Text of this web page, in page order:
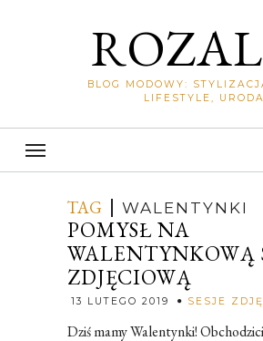
BLOG MODOWY:
LIFESTYLE, URODA
TAG WALENTYNKI
POMYSŁ NA
WALENTYNKOWĄ
ZDJĘCIOWĄ
13 LUTEGO 2019 SESJE
Dziś mamy Walentynki!